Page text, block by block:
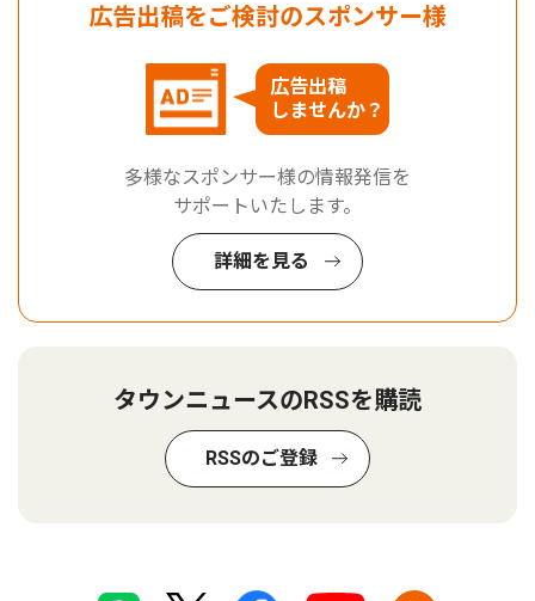
広告出稿をご検討のスポンサー様
広告出稿
しませんか？
多様なスポンサー様の情報発信を
サポートいたします。
詳細を見る
タウンニュースのRSSを購読
RSSのご登録